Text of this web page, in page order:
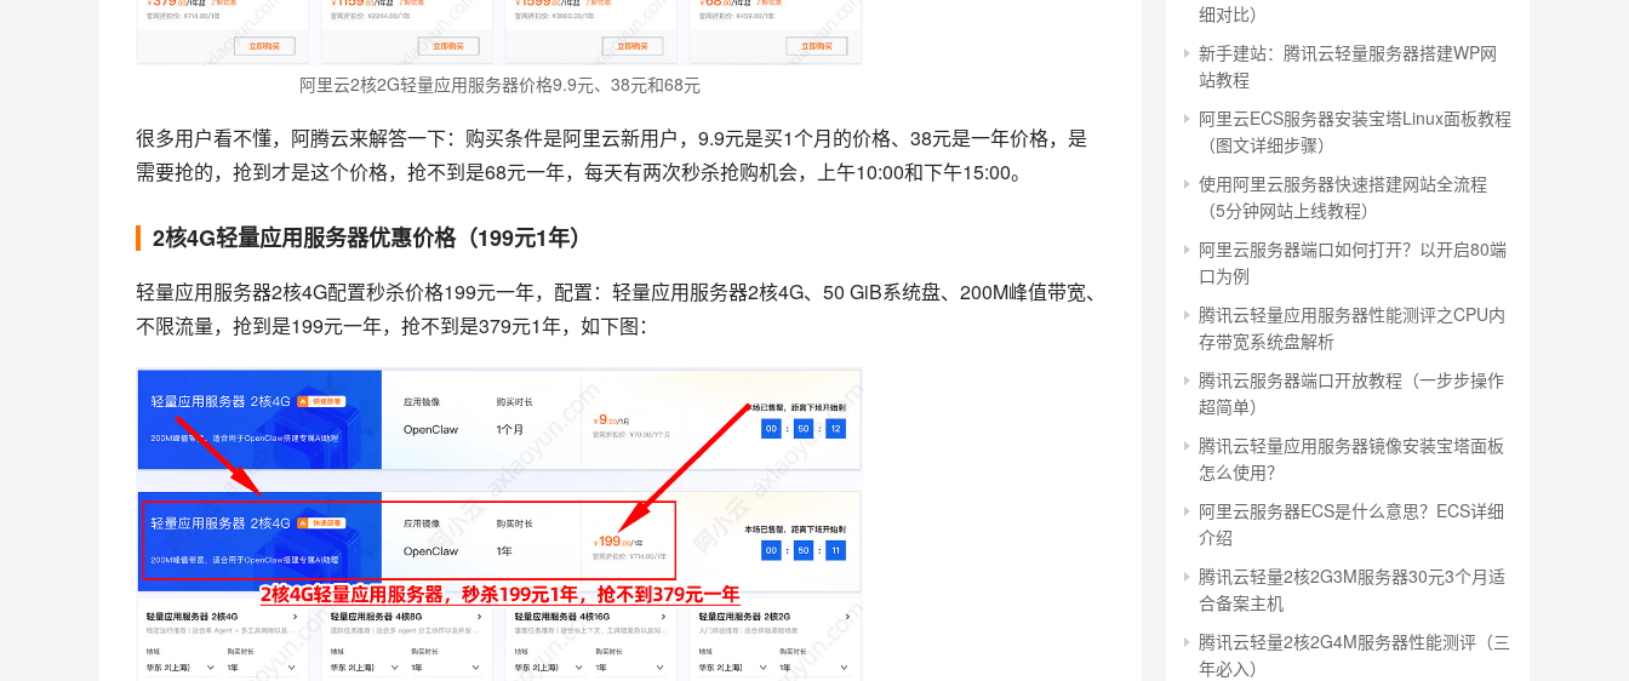
阿里云2核2G轻量应用服务器价格9.9元、38元和68元
很多用户看不懂，阿腾云来解答一下：购买条件是阿里云新用户，9.9元是买1个月的价格、38元是一年价格，是
需要抢的，抢到才是这个价格，抢不到是68元一年，每天有两次秒杀抢购机会，上午10:00和下午15:00。
2核4G轻量应用服务器优惠价格（199元1年）
轻量应用服务器2核4G配置秒杀价格199元一年，配置：轻量应用服务器2核4G、50 GiB系统盘、200M峰值带宽、
不限流量，抢到是199元一年，抢不到是379元1年，如下图：
细对比）
新手建站：腾讯云轻量服务器搭建WP网
站教程
阿里云ECS服务器安装宝塔Linux面板教程
（图文详细步骤）
使用阿里云服务器快速搭建网站全流程
（5分钟网站上线教程）
阿里云服务器端口如何打开？以开启80端
口为例
腾讯云轻量应用服务器性能测评之CPU内
存带宽系统盘解析
腾讯云服务器端口开放教程（一步步操作
超简单）
腾讯云轻量应用服务器镜像安装宝塔面板
怎么使用？
阿里云服务器ECS是什么意思？ECS详细
介绍
腾讯云轻量2核2G3M服务器30元3个月适
合备案主机
腾讯云轻量2核2G4M服务器性能测评（三
年必入）